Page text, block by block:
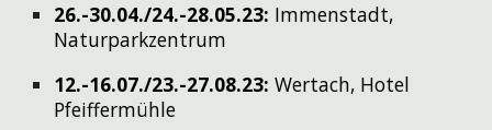
26.-30.04./24.-28.05.23: Immenstadt,
Naturparkzentrum
12.-16.07./23.-27.08.23:Wertach, Hotel
Pfeiffermühle